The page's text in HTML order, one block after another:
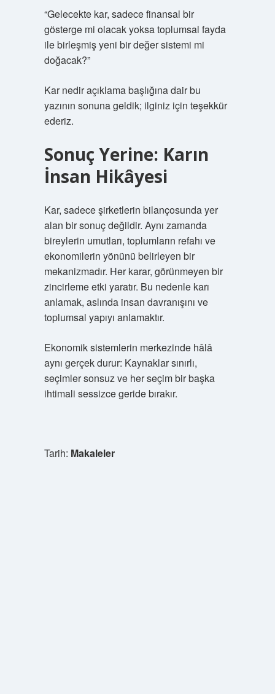
“Gelecekte kar, sadece finansal bir
gösterge mi olacak yoksa toplumsal fayda
ile birleşmiş yeni bir değer sistemi mi
doğacak?”
Kar nedir açıklama başlığına dair bu
yazının sonuna geldik; ilginiz için teşekkür
ederiz.
Sonuç Yerine: Karın
İnsan Hikâyesi
Kar, sadece şirketlerin bilançosunda yer
alan bir sonuç değildir. Aynı zamanda
bireylerin umutları, toplumların refahı ve
ekonomilerin yönünü belirleyen bir
mekanizmadır. Her karar, görünmeyen bir
zincirleme etki yaratır. Bu nedenle karı
anlamak, aslında insan davranışını ve
toplumsal yapıyı anlamaktır.
Ekonomik sistemlerin merkezinde hâlâ
aynı gerçek durur: Kaynaklar sınırlı,
seçimler sonsuz ve her seçim bir başka
ihtimali sessizce geride bırakır.
Tarih: Makaleler